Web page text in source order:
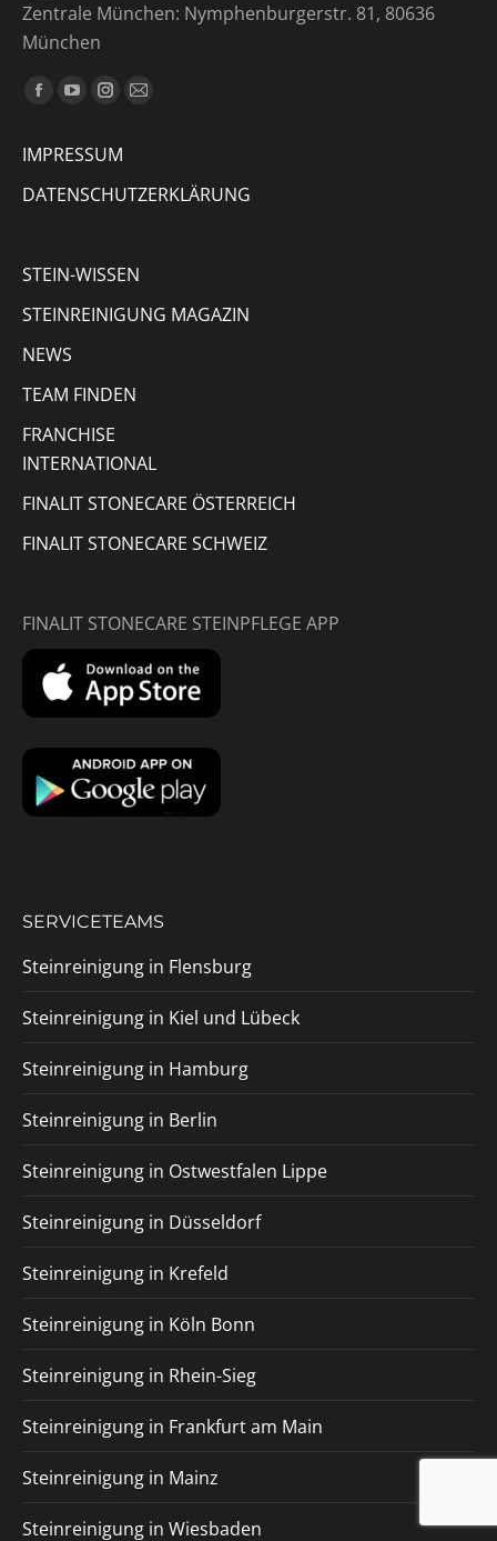
Zentrale München: Nymphenburgerstr. 81, 80636
München
Finden Sie uns auf:
Facebook
opens
in
YouTube
opens
in
Instagram
opens
in
E-
opens
window
IMPRESSUM
DATENSCHUTZERKLÄRUNG
STEIN-WISSEN
STEINREINIGUNG MAGAZIN
NEWS
TEAM FINDEN
FRANCHISE
INTERNATIONAL
FINALIT STONECARE ÖSTERREICH
FINALIT STONECARE SCHWEIZ
FINALIT STONECARE STEINPFLEGE APP
SERVICETEAMS
Steinreinigung in Flensburg
Steinreinigung in Kiel und Lübeck
Steinreinigung in Hamburg
Steinreinigung in Berlin
Steinreinigung in Ostwestfalen Lippe
Steinreinigung in Düsseldorf
Steinreinigung in Krefeld
Steinreinigung in Köln Bonn
Steinreinigung in Rhein-Sieg
Steinreinigung in Frankfurt am Main
Steinreinigung in Mainz
Steinreinigung in Wiesbaden